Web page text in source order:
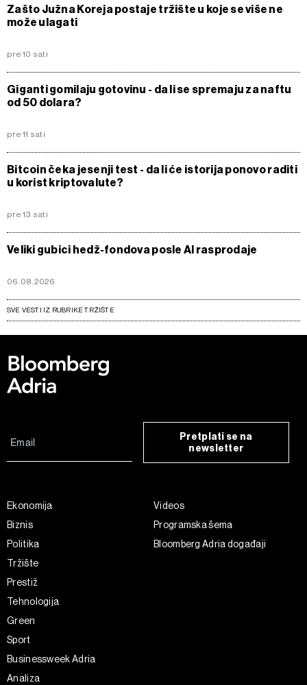
Zašto Južna Koreja postaje tržište u koje se više ne
može ulagati
pre 10 sati
Giganti gomilaju gotovinu - da li se spremaju za naftu
od 50 dolara?
pre 11 sati
Bitcoin čeka jesenji test - da li će istorija ponovo raditi
u korist kriptovalute?
pre 13 sati
Veliki gubici hedž-fondova posle AI rasprodaje
06.08.2026
SVE VESTI IZ RUBRIKE TRŽIŠTE
Pretplati se na
newsletter
Ekonomija
Biznis
Politika
Tržište
Prestiž
Tehnologija
Green
Sport
Businessweek Adria
Analiza
Videos
Programska šema
Bloomberg Adria događaji